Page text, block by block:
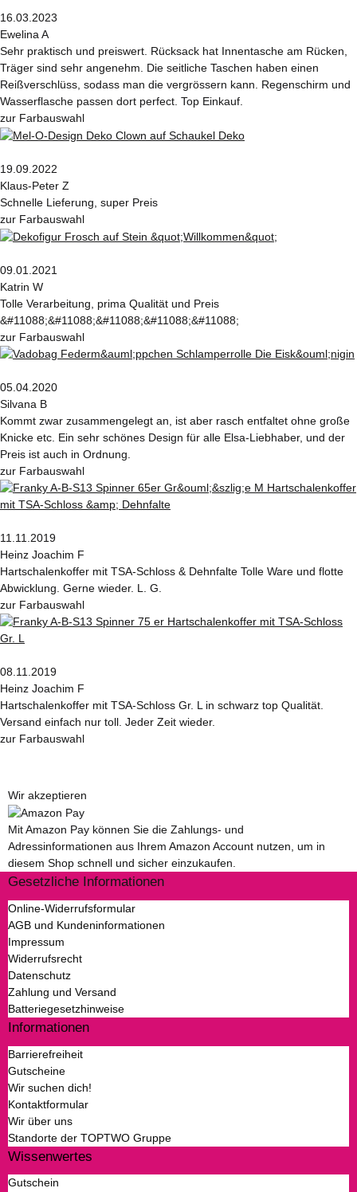
16.03.2023
Ewelina A
Sehr praktisch und preiswert. Rücksack hat Innentasche am Rücken,
Träger sind sehr angenehm. Die seitliche Taschen haben einen
Reißverschlüss, sodass man die vergrössern kann. Regenschirm und
Wasserflasche passen dort perfect. Top Einkauf.
zur Farbauswahl
19.09.2022
Klaus-Peter Z
Schnelle Lieferung, super Preis
zur Farbauswahl
09.01.2021
Katrin W
Tolle Verarbeitung, prima Qualität und Preis
&#11088;&#11088;&#11088;&#11088;&#11088;
zur Farbauswahl
05.04.2020
Silvana B
Kommt zwar zusammengelegt an, ist aber rasch entfaltet ohne große
Knicke etc. Ein sehr schönes Design für alle Elsa-Liebhaber, und der
Preis ist auch in Ordnung.
zur Farbauswahl
11.11.2019
Heinz Joachim F
Hartschalenkoffer mit TSA-Schloss & Dehnfalte Tolle Ware und flotte
Abwicklung. Gerne wieder. L. G.
zur Farbauswahl
08.11.2019
Heinz Joachim F
Hartschalenkoffer mit TSA-Schloss Gr. L in schwarz top Qualität.
Versand einfach nur toll. Jeder Zeit wieder.
zur Farbauswahl
Wir akzeptieren
Mit Amazon Pay können Sie die Zahlungs- und
Adressinformationen aus Ihrem Amazon Account nutzen, um in
diesem Shop schnell und sicher einzukaufen.
Gesetzliche Informationen
Online-Widerrufsformular
AGB und Kundeninformationen
Impressum
Widerrufsrecht
Datenschutz
Zahlung und Versand
Batteriegesetzhinweise
Informationen
Barrierefreiheit
Gutscheine
Wir suchen dich!
Kontaktformular
Wir über uns
Standorte der TOPTWO Gruppe
Wissenwertes
Gutschein